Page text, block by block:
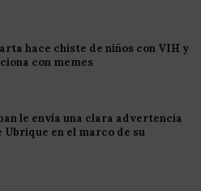
hace chiste de niños con VIH y
con memes
le envía una clara advertencia
Ubrique en el marco de su